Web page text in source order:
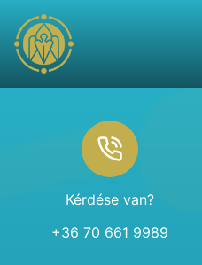
Kérdése van?
+36 70 661 9989